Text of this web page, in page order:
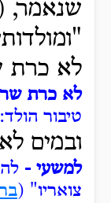
שנאמר,
לא כרת
לא כרת
טיבור הולד:
ובמים
למשעי -
צואריו" (